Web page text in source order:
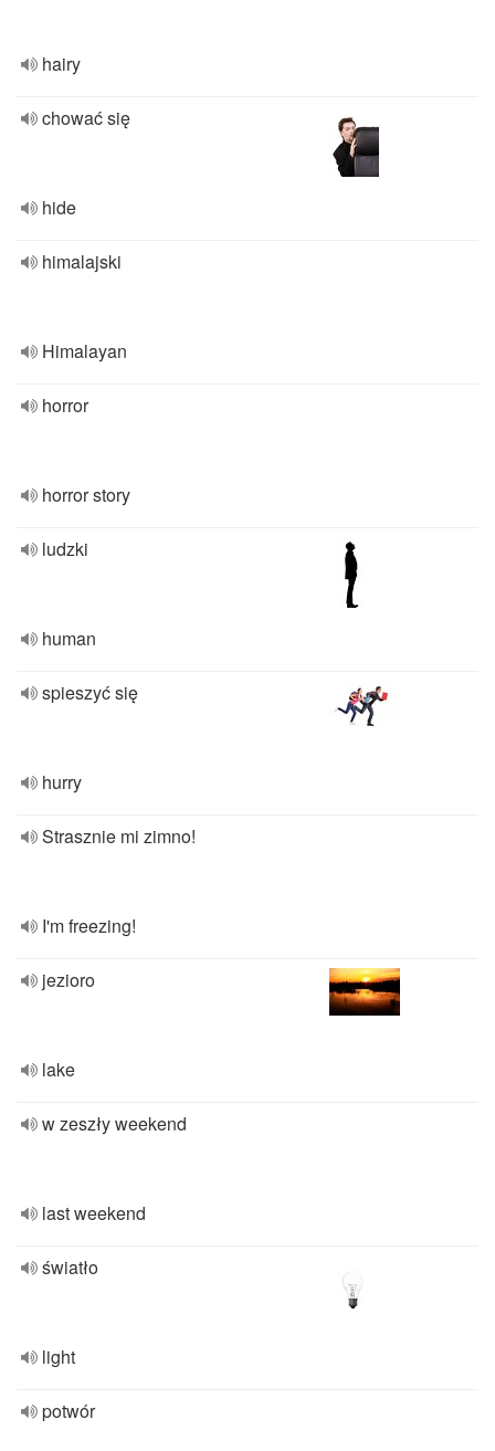
hairy
chować się
hide
himalajski
Himalayan
horror
horror story
ludzki
human
spieszyć się
hurry
Strasznie mi zimno!
I'm freezing!
jezioro
lake
w zeszły weekend
last weekend
światło
light
potwór